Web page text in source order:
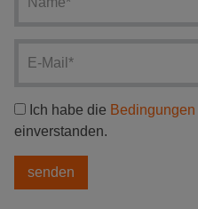
Ich habe die Bedingungen
einverstanden.